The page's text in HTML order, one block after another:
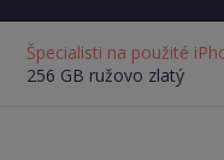
Špecialisti na použité
256 GB ružovo zlatý